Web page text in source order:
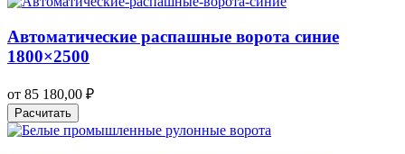
Автоматические распашные ворота синие
1800×2500
от 85 180,00 ₽
Расчитать